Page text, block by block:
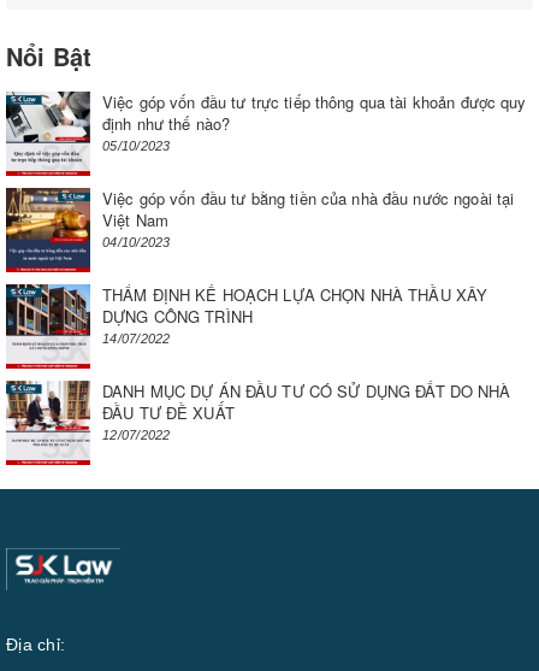
Nổi Bật
Việc góp vốn đầu tư trực tiếp thông qua tài khoản được quy
định như thế nào?
05/10/2023
Việc góp vốn đầu tư bằng tiền của nhà đầu nước ngoài tại
Việt Nam
04/10/2023
THẨM ĐỊNH KẾ HOẠCH LỰA CHỌN NHÀ THẦU XÂY
DỰNG CÔNG TRÌNH
14/07/2022
DANH MỤC DỰ ÁN ĐẦU TƯ CÓ SỬ DỤNG ĐẤT DO NHÀ
ĐẦU TƯ ĐỀ XUẤT
12/07/2022
Địa chỉ: